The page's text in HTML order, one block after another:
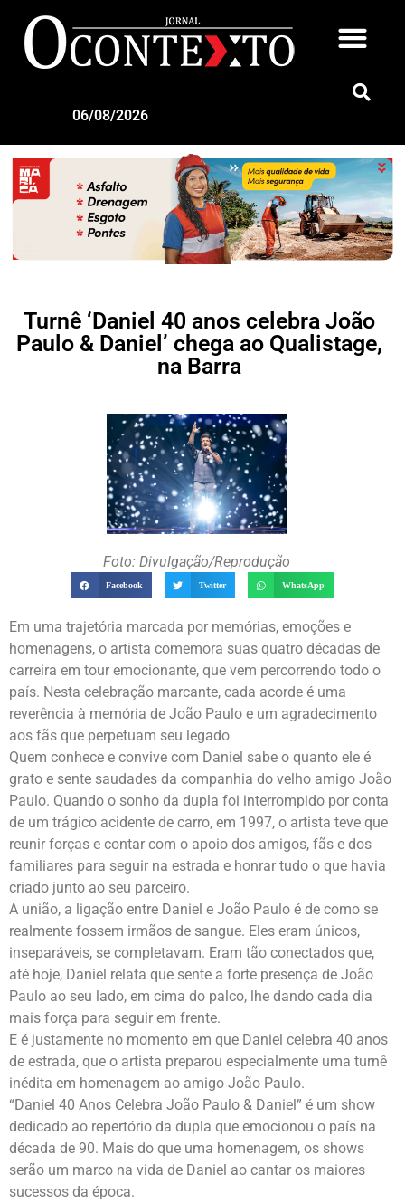
06/08/2026
Turnê ‘Daniel 40 anos celebra João
Paulo & Daniel’ chega ao Qualistage,
na Barra
Foto: Divulgação/Reprodução
Facebook Twitter WhatsApp
Em uma trajetória marcada por memórias, emoções e
homenagens, o artista comemora suas quatro décadas de
carreira em tour emocionante, que vem percorrendo todo o
país. Nesta celebração marcante, cada acorde é uma
reverência à memória de João Paulo e um agradecimento
aos fãs que perpetuam seu legado
Quem conhece e convive com Daniel sabe o quanto ele é
grato e sente saudades da companhia do velho amigo João
Paulo. Quando o sonho da dupla foi interrompido por conta
de um trágico acidente de carro, em 1997, o artista teve que
reunir forças e contar com o apoio dos amigos, fãs e dos
familiares para seguir na estrada e honrar tudo o que havia
criado junto ao seu parceiro.
A união, a ligação entre Daniel e João Paulo é de como se
realmente fossem irmãos de sangue. Eles eram únicos,
inseparáveis, se completavam. Eram tão conectados que,
até hoje, Daniel relata que sente a forte presença de João
Paulo ao seu lado, em cima do palco, lhe dando cada dia
mais força para seguir em frente.
E é justamente no momento em que Daniel celebra 40 anos
de estrada, que o artista preparou especialmente uma turnê
inédita em homenagem ao amigo João Paulo.
“Daniel 40 Anos Celebra João Paulo & Daniel” é um show
dedicado ao repertório da dupla que emocionou o país na
década de 90. Mais do que uma homenagem, os shows
serão um marco na vida de Daniel ao cantar os maiores
sucessos da época.